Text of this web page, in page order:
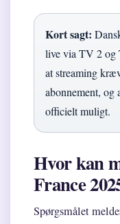
Kort sagt:
live via TV 2 og
at streaming
abonnement, og
officielt muligt.
Hvor kan
France
Spørgsmålet